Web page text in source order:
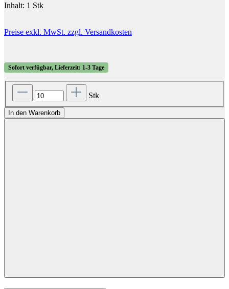
Inhalt: 1 Stk
Preise exkl. MwSt. zzgl. Versandkosten
Sofort verfügbar, Lieferzeit: 1-3 Tage
Stk
In den Warenkorb